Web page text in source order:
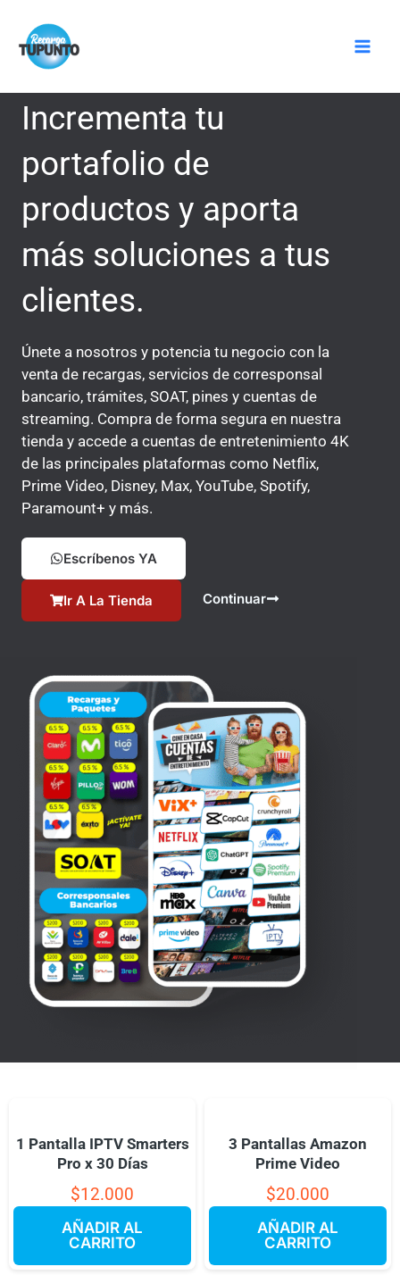
contenido
Incrementa tu
portafolio de
productos y aporta
más soluciones a tus
clientes.
Únete a nosotros y potencia tu negocio con la
venta de recargas, servicios de corresponsal
bancario, trámites, SOAT, pines y cuentas de
streaming. Compra de forma segura en nuestra
tienda y accede a cuentas de entretenimiento 4K
de las principales plataformas como Netflix,
Prime Video, Disney, Max, YouTube, Spotify,
Paramount+ y más.
Escríbenos YA
Ir A La Tienda Continuar
1 Pantalla IPTV Smarters
Pro x 30 Días
$12.000
AÑADIR AL
CARRITO
3 Pantallas Amazon
Prime Video
$20.000
AÑADIR AL
CARRITO